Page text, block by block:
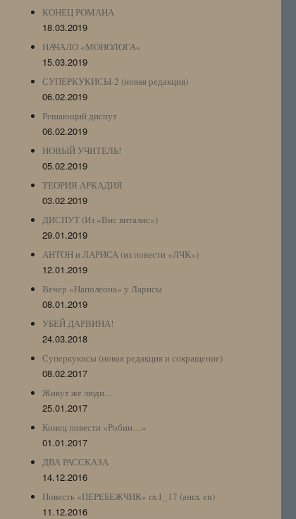
КОНЕЦ РОМАНА
18.03.2019
НАЧАЛО «МОНОЛОГА»
15.03.2019
СУПЕРКУКИСЫ-2 (новая редакция)
06.02.2019
Решающий диспут
06.02.2019
НОВЫЙ УЧИТЕЛЬ!
05.02.2019
ТЕОРИЯ АРКАДИЯ
03.02.2019
ДИСПУТ (Из «Вис виталис»)
29.01.2019
АНТОН и ЛАРИСА (из повести «ЛЧК»)
12.01.2019
Вечер «Наполеона» у Ларисы
08.01.2019
УБЕЙ ДАРВИНА!
24.03.2018
Суперкукисы (новая редакция и сокращение)
08.02.2017
Живут же люди…
25.01.2017
Конец повести «Робин…»
01.01.2017
ДВА РАССКАЗА
14.12.2016
Повесть «ПЕРЕБЕЖЧИК» гл.1_17 (англ. en)
11.12.2016